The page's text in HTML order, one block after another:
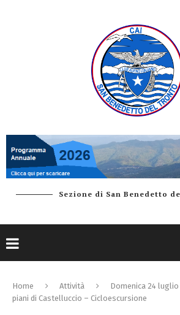
Sezione di San Benedetto
Home Attività
Domenica 24
piani di Castelluccio – Cicloescursione